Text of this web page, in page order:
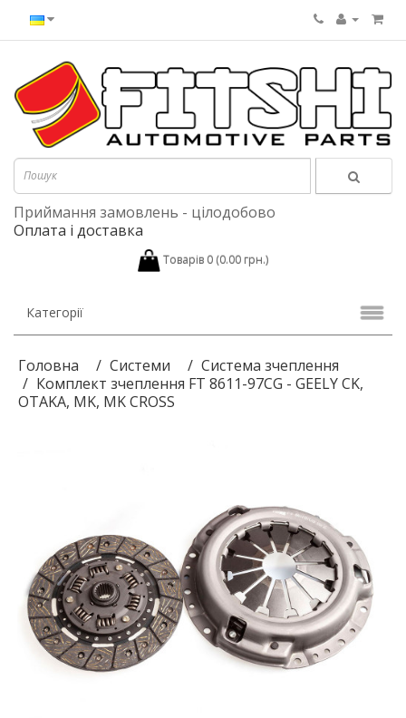
Приймання замовлень - цілодобово
Оплата і доставка
Товарів 0 (0.00 грн.)
Категорії
Головна Системи
Система зчеплення
Комплект зчеплення FT 8611-97CG - GEELY CK,
OTAKA, MK, MK CROSS